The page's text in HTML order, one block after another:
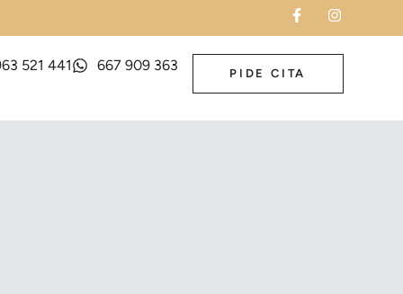
521 441 667 909 363 PIDE CITA